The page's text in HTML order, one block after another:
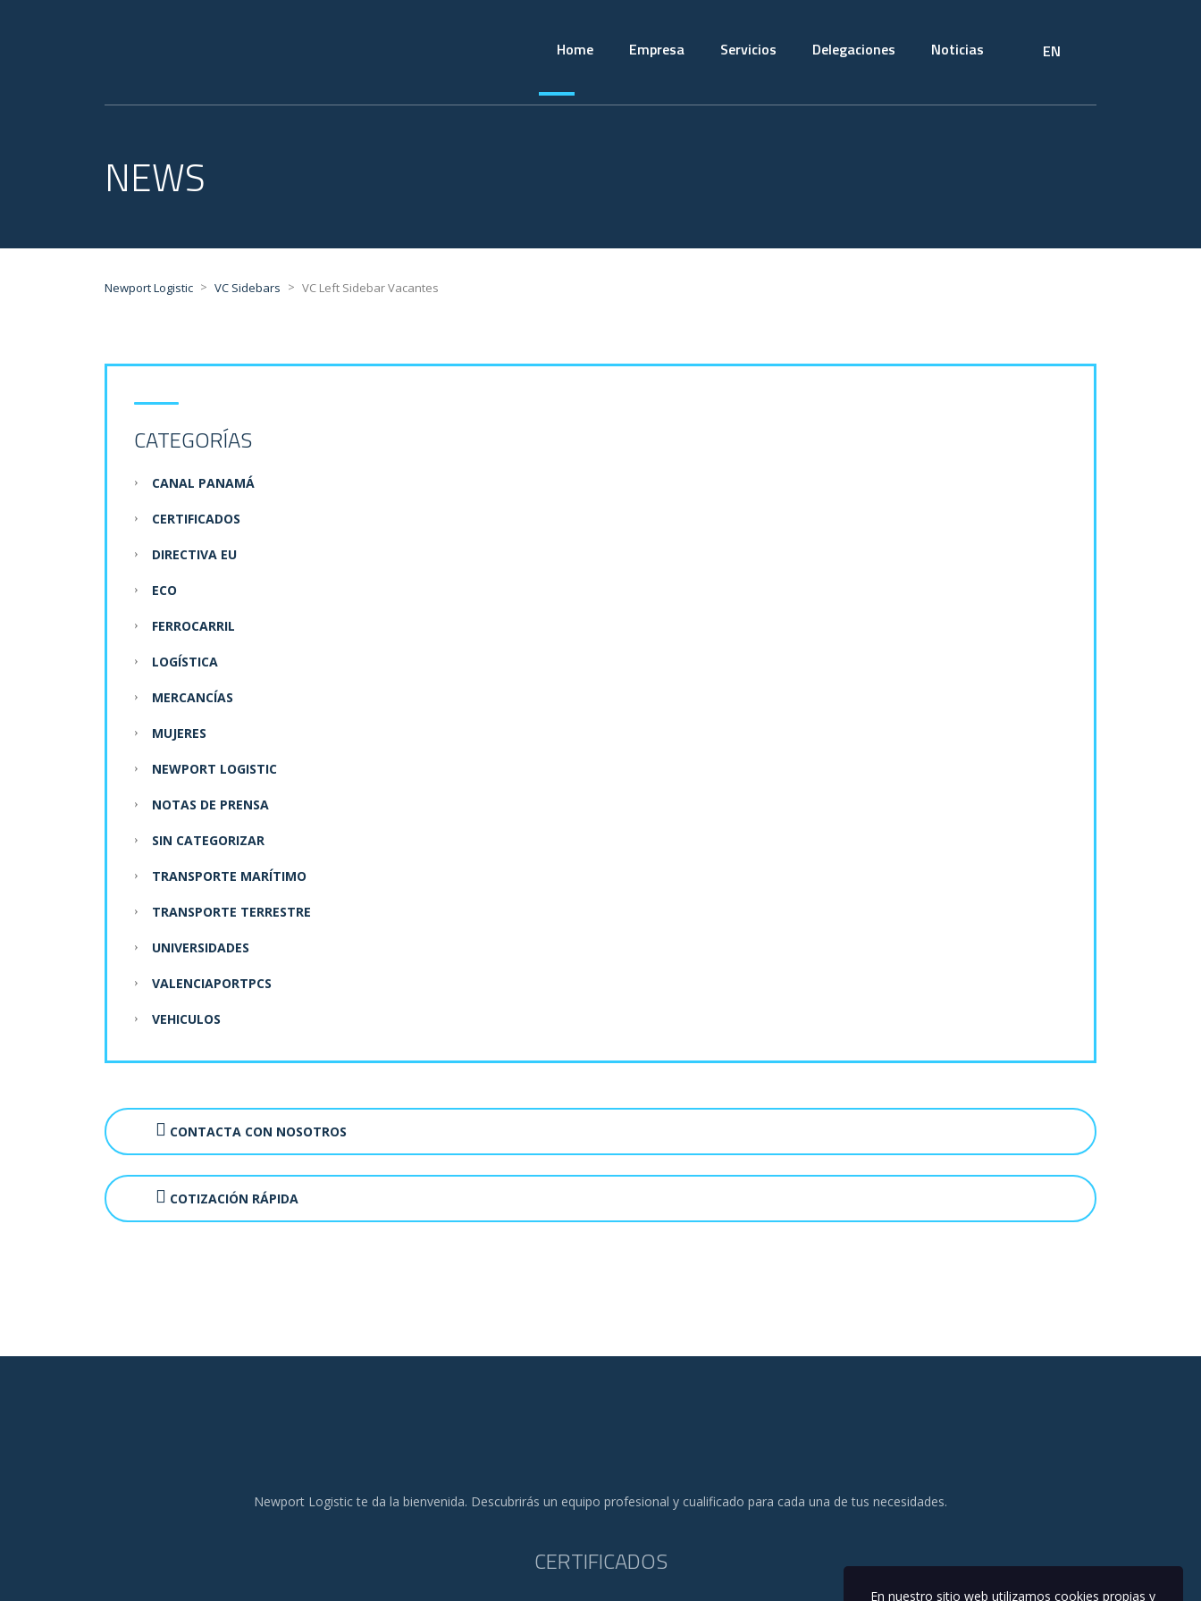
Home Empresa Servicios Delegaciones Noticias EN
NEWS
Newport Logistic > VC Sidebars > VC Left Sidebar Vacantes
CATEGORÍAS
CANAL PANAMÁ
CERTIFICADOS
DIRECTIVA EU
ECO
FERROCARRIL
LOGÍSTICA
MERCANCÍAS
MUJERES
NEWPORT LOGISTIC
NOTAS DE PRENSA
SIN CATEGORIZAR
TRANSPORTE MARÍTIMO
TRANSPORTE TERRESTRE
UNIVERSIDADES
VALENCIAPORTPCS
VEHICULOS
CONTACTA CON NOSOTROS
COTIZACIÓN RÁPIDA
Newport Logistic te da la bienvenida. Descubrirás un equipo profesional y cualificado para cada una de tus necesidades.
CERTIFICADOS
En nuestro sitio web utilizamos cookies propias y